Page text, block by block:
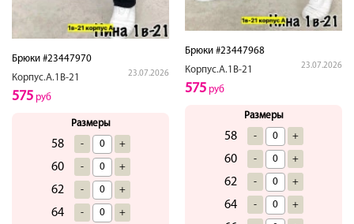
Брюки #23447970
Корпус.А.1В-21
23.07.2026
575 руб
Размеры
58 - +
60 - +
62 - +
64 - +
Брюки #23447968
Корпус.А.1В-21
23.07.2026
575 руб
Размеры
58 - +
60 - +
62 - +
64 - +